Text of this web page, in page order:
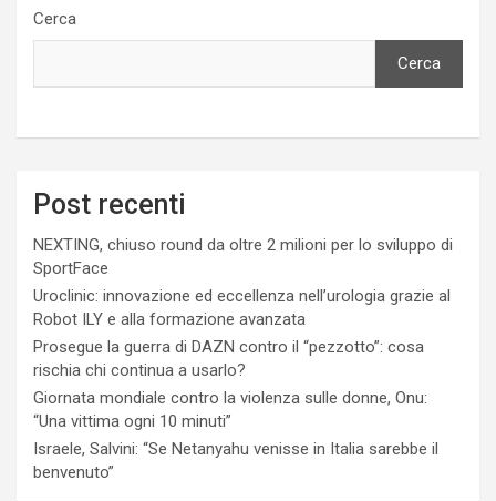
Cerca
Cerca
Post recenti
NEXTING, chiuso round da oltre 2 milioni per lo sviluppo di
SportFace
Uroclinic: innovazione ed eccellenza nell’urologia grazie al
Robot ILY e alla formazione avanzata
Prosegue la guerra di DAZN contro il “pezzotto”: cosa
rischia chi continua a usarlo?
Giornata mondiale contro la violenza sulle donne, Onu:
“Una vittima ogni 10 minuti”
Israele, Salvini: “Se Netanyahu venisse in Italia sarebbe il
benvenuto”